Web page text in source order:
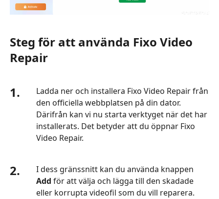
Steg för att använda Fixo Video
Repair
1.
Ladda ner och installera Fixo Video Repair från
den officiella webbplatsen på din dator.
Därifrån kan vi nu starta verktyget när det har
installerats. Det betyder att du öppnar Fixo
Video Repair.
2.
I dess gränssnitt kan du använda knappen
Add för att välja och lägga till den skadade
eller korrupta videofil som du vill reparera.